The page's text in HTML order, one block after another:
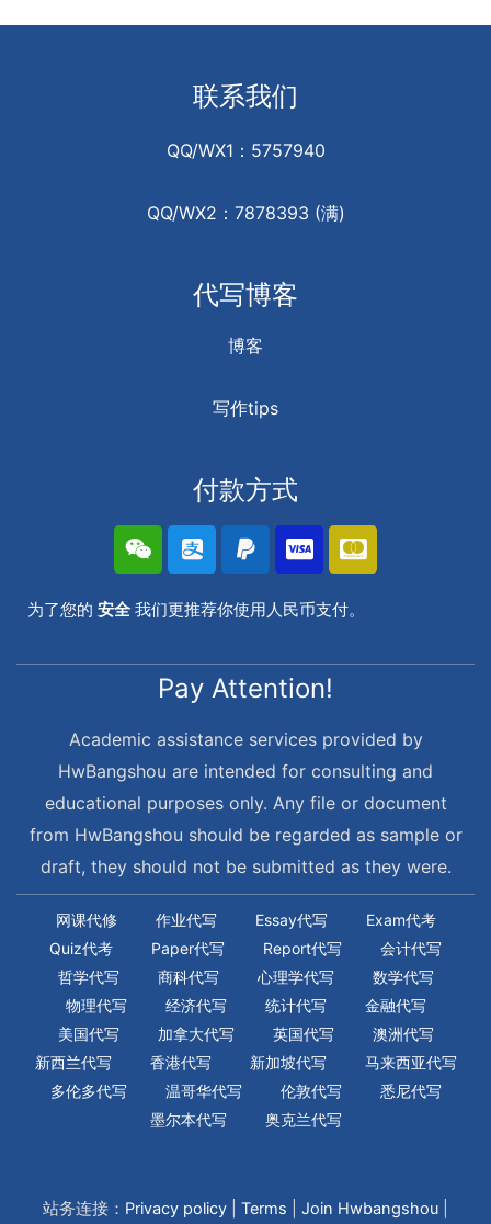
联系我们
QQ/WX1：5757940
QQ/WX2：7878393 (满)
代写博客
博客
写作tips
付款方式
为了您的 安全 我们更推荐你使用人民币支付。
Pay Attention!
Academic assistance services provided by
HwBangshou are intended for consulting and
educational purposes only. Any file or document
from HwBangshou should be regarded as sample or
draft, they should not be submitted as they were.
网课代修 作业代写 Essay代写
Exam代考
Quiz代考
Paper代写 Report代写
会计代写
哲学代写
商科代写 心理学代写
数学代写
物理代写
经济代写 统计代写
金融代写
美国代写
加拿大代写 英国代写
澳洲代写
新西兰代写
香港代写 新加坡代写
马来西亚代写
多伦多代写
温哥华代写 伦敦代写
悉尼代写
墨尔本代写
奥克兰代写
站务连接： Privacy policy Terms Join Hwbangshou